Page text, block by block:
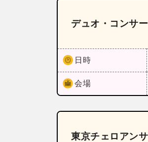
デュオ・コンサ
日時
会場
東京チェロアン